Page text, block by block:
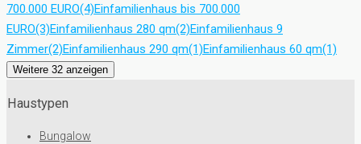
700.000 EURO(4)Einfamilienhaus bis 700.000
EURO(3)Einfamilienhaus 280 qm(2)Einfamilienhaus 9
Zimmer(2)Einfamilienhaus 290 qm(1)Einfamilienhaus 60 qm(1)
Weitere 32 anzeigen
Haustypen
Bungalow